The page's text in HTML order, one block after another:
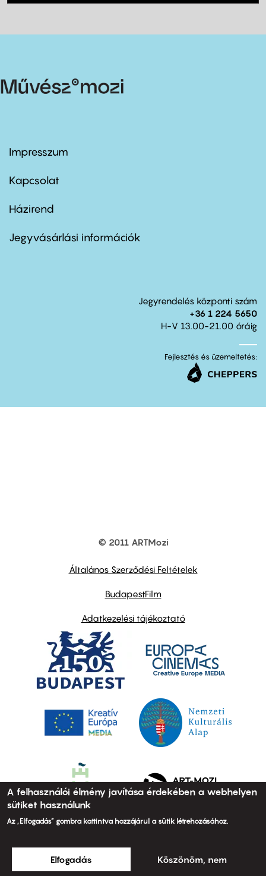
Footer
first
Impresszum
Kapcsolat
Footer
second
Házirend
Jegyvásárlási információk
Jegyrendelés központi szám
+36 1 224 5650
H-V 13.00-21.00 óráig
Fejlesztés és üzemeltetés:
© 2011 ARTMozi
Általános Szerződési Feltételek
BudapestFilm
Adatkezelési tájékoztató
A felhasználói élmény javítása érdekében a webhelyen
sütiket használunk
Az „Elfogadás” gombra kattintva hozzájárul a sütik létrehozásához.
Elfogadás Köszönöm, nem